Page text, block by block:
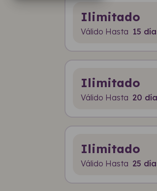
Ilimitado
Válido Hasta 15
Ilimitado
Válido Hasta 20
Ilimitado
Válido Hasta 25